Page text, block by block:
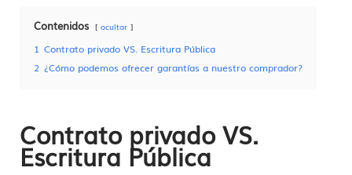
Contenidos ocultar
1 Contrato privado VS. Escritura Pública
2 ¿Cómo podemos ofrecer garantías a nuestro comprador?
Contrato privado VS.
Escritura Pública